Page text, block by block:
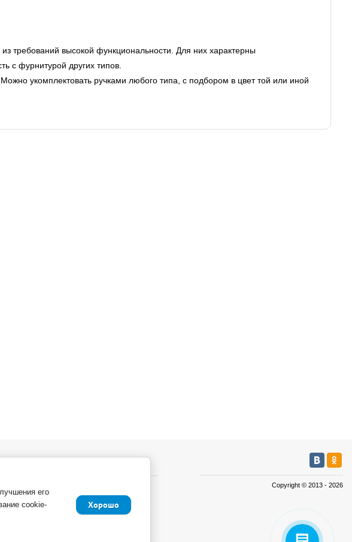
требований высокой функциональности. Для них характерны
с фурнитурой других типов.
укомплектовать ручками любого типа, с подбором в цвет той или иной
Возврат товара
Приемка товара
Copyright © 2013 - 2026
его
cookie-
Хорошо